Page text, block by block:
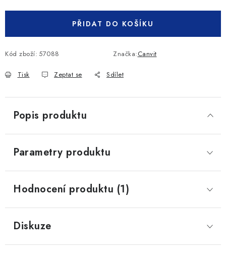
PŘIDAT DO KOŠÍKU
Kód zboží: 57088 Značka:Canvit
Tisk Zeptat se Sdílet
Popis produktu
Parametry produktu
Hodnocení produktu (1)
Diskuze